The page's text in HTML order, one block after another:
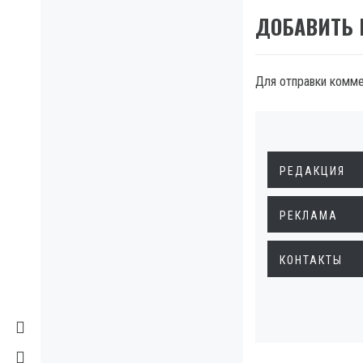
ДОБАВИТЬ
Для отправки
РЕДАКЦИЯ
РЕКЛАМА
КОНТАКТЫ